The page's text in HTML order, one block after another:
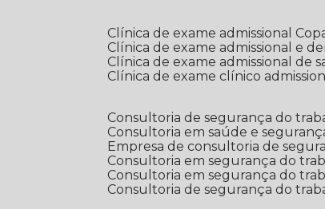
Clínica de exame admissional
Clínica de exame admissional e
Clínica de exame admissional de
Clínica de exame clínico
Consultoria de segurança do
Consultoria em saúde e
Empresa de consultoria de
Consultoria em segurança do
Consultoria em segurança do
Consultoria de segurança do